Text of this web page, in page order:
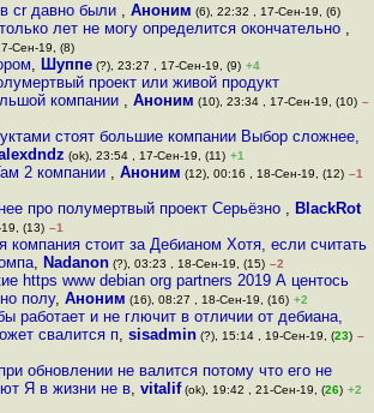
cr давно были ,Аноним (6), 22:32 , 17-Сен-19, (6)
лет не могу определится окончательно ,
Сен-19, (8)
, Шуппе(?), 23:27 , 17-Сен-19, (9) +4
проект или живой продукт
компании , Аноним (10), 23:34 , 17-Сен-19, (10) –
стоят большие компании Выбор сложнее,
(ok), 23:54 , 17-Сен-19, (11) +1
2 компании , Аноним (12), 00:16 , 18-Сен-19, (12) –1
про полумертвый проект Серьёзно , BlackRot
(13) –1
компания стоит за Дебианом Хотя, если считать
, Nadanon(?), 03:23 , 18-Сен-19, (15) –2
https www debian org partners 2019 А центось
полу,Аноним (16), 08:27 , 18-Сен-19, (16) +2
работает и не глючит в отличии от дебиана,
свалится п, sisadmin(?), 15:14 , 19-Сен-19, (23) –
обновлении не валится потому что его не
Я в жизни не в, vitalif(ok), 19:42 , 21-Сен-19, (26) +2